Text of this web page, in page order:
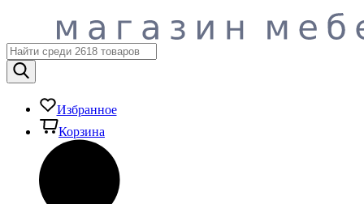
Избранное
Корзина